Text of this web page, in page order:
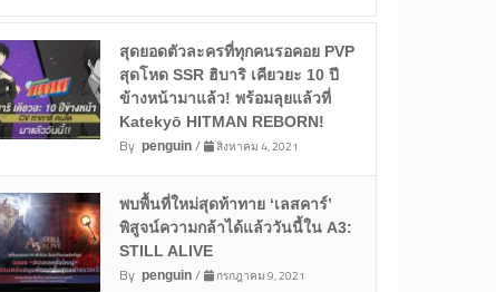
สุดยอดตัวละครที่ทุกคนรอคอย PVP
สุดโหด SSR ฮิบาริ เคียวยะ 10 ปี
ข้างหน้ามาแล้ว! พร้อมลุยแล้วที่
Katekyō HITMAN REBORN!
By penguin/ สิงหาคม 4, 2021
พบพื้นที่ใหม่สุดท้าทาย ‘เลสคาร์’
พิสูจน์ความกล้าได้แล้ววันนี้ใน A3:
STILL ALIVE
By penguin/ กรกฎาคม 9, 2021